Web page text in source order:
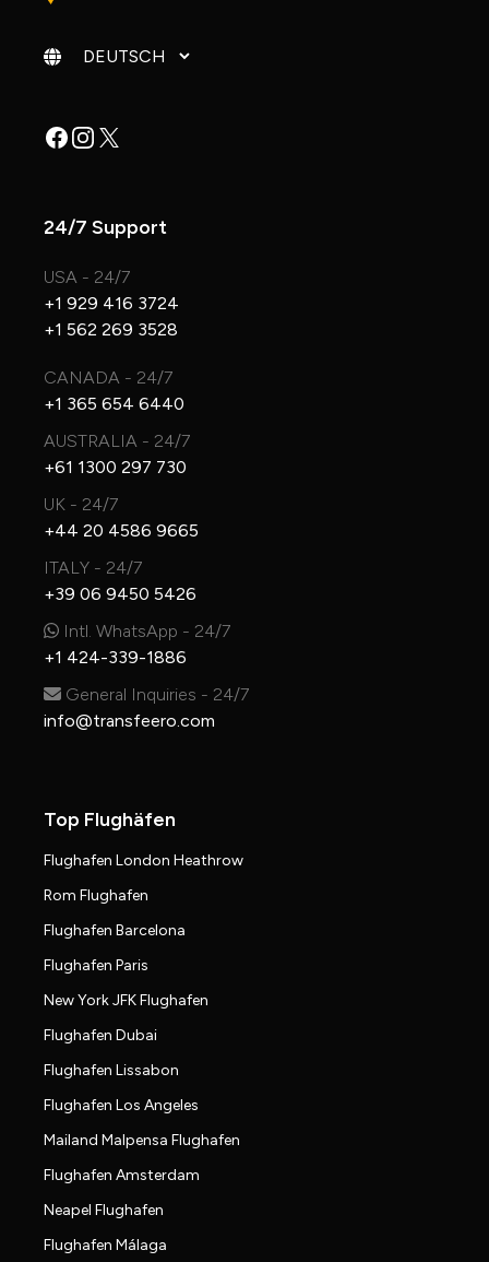
Sprache ändern
Facebook
Instagram
X
24/7 Support
USA - 24/7
+1 929 416 3724
+1 562 269 3528
CANADA - 24/7
+1 365 654 6440
AUSTRALIA - 24/7
+61 1300 297 730
UK - 24/7
+44 20 4586 9665
ITALY - 24/7
+39 06 9450 5426
Intl. WhatsApp - 24/7
+1 424-339-1886
General Inquiries - 24/7
info@transfeero.com
Top Flughäfen
Flughafen London Heathrow
Rom Flughafen
Flughafen Barcelona
Flughafen Paris
New York JFK Flughafen
Flughafen Dubai
Flughafen Lissabon
Flughafen Los Angeles
Mailand Malpensa Flughafen
Flughafen Amsterdam
Neapel Flughafen
Flughafen Málaga